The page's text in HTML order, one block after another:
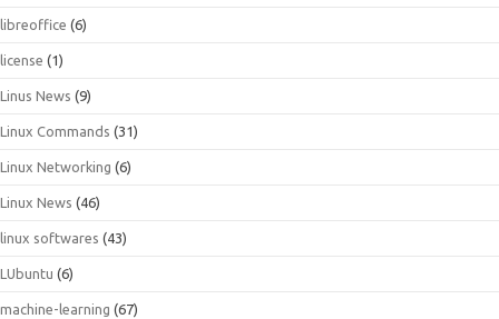
libreoffice (6)
license (1)
Linus News (9)
Linux Commands (31)
Linux Networking (6)
Linux News (46)
linux softwares (43)
LUbuntu (6)
machine-learning (67)